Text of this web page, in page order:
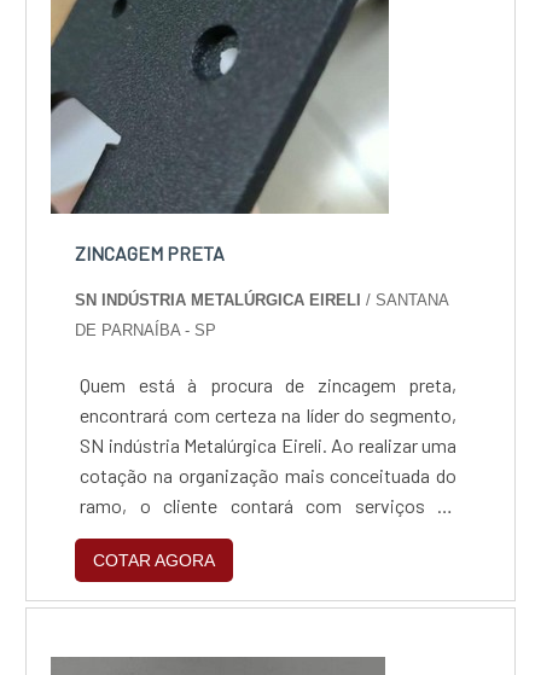
ZINCAGEM PRETA
SN INDÚSTRIA METALÚRGICA EIRELI/ SANTANA
DE PARNAÍBA - SP
Quem está à procura de zincagem preta,
encontrará com certeza na líder do segmento,
SN indústria Metalúrgica Eireli. Ao realizar uma
cotação na organização mais conceituada do
ramo, o cliente contará com serviços de
excelência e o suporte de especialistas para
sanar eventuais dúvidas.Quando o tema é
zincagem preta, com a SN indústria
custo-benefício e um design completo de
COTAR AGORA